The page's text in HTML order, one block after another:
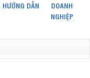
HƯỚNG DẪN
DOANH
NGHIỆP